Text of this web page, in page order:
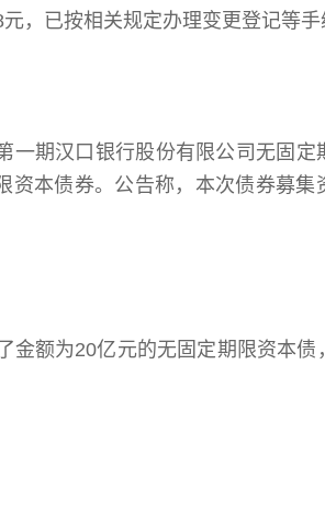
，已按相关规定办理变更登记等手
一期汉口银行股份有限公司无固定
本债券。公告称，本次债券募集
金额为20亿元的无固定期限资本债